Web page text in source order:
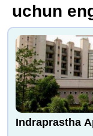
uchun
Indraprastha